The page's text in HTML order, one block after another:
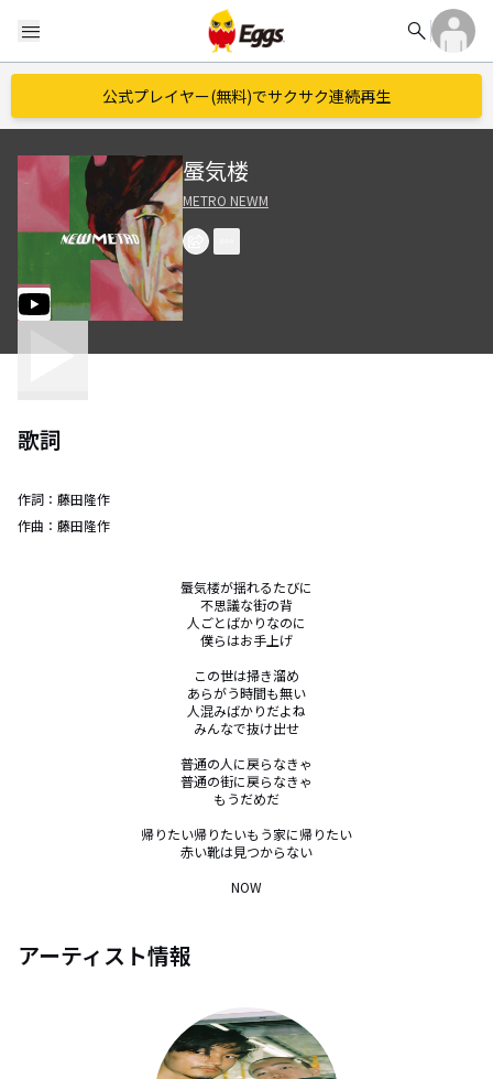
menu search
公式プレイヤー(無料)でサクサク連続再生
蜃気楼
METRO NEWM
歌詞
作詞： 藤田隆作
作曲： 藤田隆作
蜃気楼が揺れるたびに
不思議な街の背
人ごとばかりなのに
僕らはお手上げ
この世は掃き溜め
あらがう時間も無い
人混みばかりだよね
みんなで抜け出せ
普通の人に戻らなきゃ
普通の街に戻らなきゃ
もうだめだ
帰りたい帰りたいもう家に帰りたい
赤い靴は見つからない
NOW
アーティスト情報